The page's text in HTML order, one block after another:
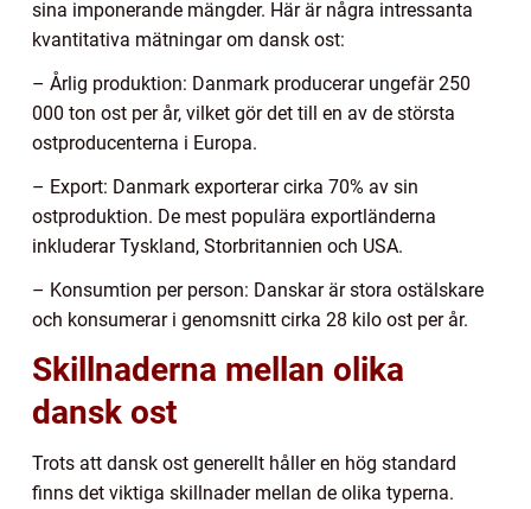
sina imponerande mängder. Här är några intressanta
kvantitativa mätningar om dansk ost:
– Årlig produktion: Danmark producerar ungefär 250
000 ton ost per år, vilket gör det till en av de största
ostproducenterna i Europa.
– Export: Danmark exporterar cirka 70% av sin
ostproduktion. De mest populära exportländerna
inkluderar Tyskland, Storbritannien och USA.
– Konsumtion per person: Danskar är stora ostälskare
och konsumerar i genomsnitt cirka 28 kilo ost per år.
Skillnaderna mellan olika
dansk ost
Trots att dansk ost generellt håller en hög standard
finns det viktiga skillnader mellan de olika typerna.